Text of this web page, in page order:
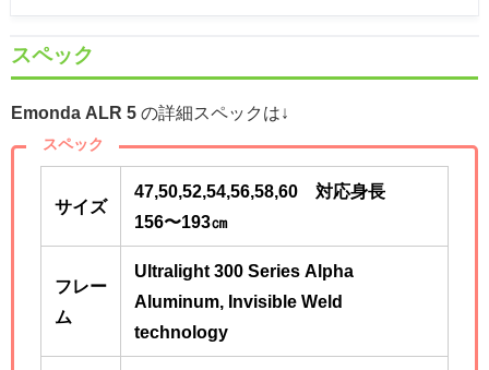
スペック
Emonda ALR 5 の詳細スペックは↓
スペック
サイズ
47,50,52,54,56,58,60 対応身長
156〜193㎝
フレー
ム
Ultralight 300 Series Alpha
Aluminum, Invisible Weld
technology